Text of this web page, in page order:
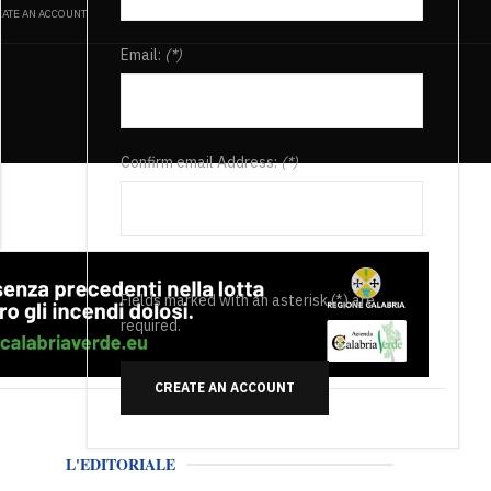
AN ACCOUNT
Email: (*)
Confirm email Address:(*)
Fields marked with an asterisk (*) are
required.
CREATE AN ACCOUNT
L'EDITORIALE